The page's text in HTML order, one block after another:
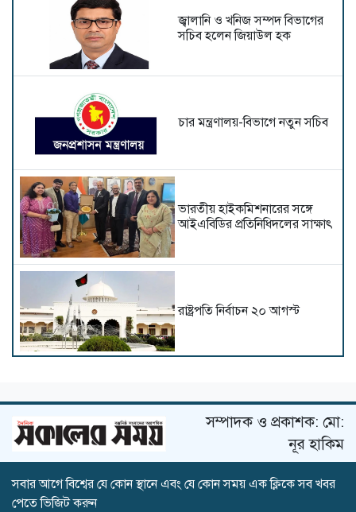
জ্বালানি ও খনিজ সম্পদ বিভাগের
সচিব হলেন জিয়াউল হক
চার মন্ত্রণালয়-বিভাগে নতুন সচিব
ভারতীয় হাইক‌মিশনা‌রের স‌ঙ্গে
আইএবিডির প্রতি‌নি‌ধিদ‌লের সাক্ষাৎ
রাষ্ট্রপতি নির্বাচন ২০ আগস্ট
পুলিশ মোতায়েন
হাড়ি-পাতিল, গ্যাসের চুলা নিয়ে ১১
সম্পাদক ও প্রকাশক: মো:
নূর হাকিম
সবার আগে বিশ্বের যে কোন স্থানে এবং যে কোন সময় এক ক্লিকে সব খবর
পেতে ভিজিট করুন